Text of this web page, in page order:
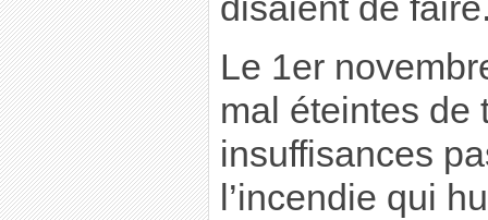
disaient de
Le 1er
mal éteintes de
insuffisances
l’incendie qui